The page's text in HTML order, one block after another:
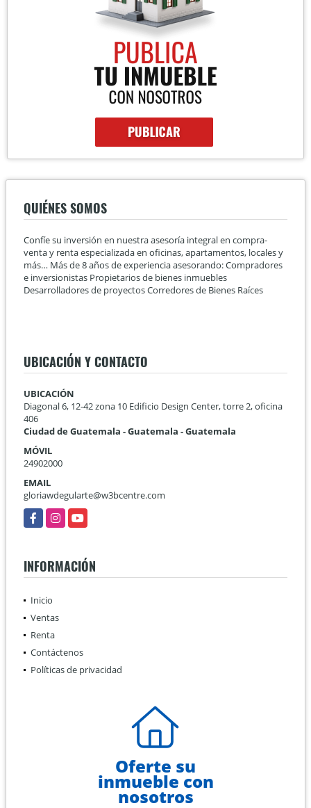
QUIÉNES SOMOS
Confíe su inversión en nuestra asesoría integral en compra-
venta y renta especializada en oficinas, apartamentos, locales y
más… Más de 8 años de experiencia asesorando: Compradores
e inversionistas Propietarios de bienes inmuebles
Desarrolladores de proyectos Corredores de Bienes Raíces
UBICACIÓN Y CONTACTO
UBICACIÓN
Diagonal 6, 12-42 zona 10 Edificio Design Center, torre 2, oficina
406
Ciudad de Guatemala - Guatemala - Guatemala
MÓVIL
24902000
EMAIL
gloriawdegularte@w3bcentre.com
FacebookInstagram
YouTube
INFORMACIÓN
Inicio
Ventas
Renta
Contáctenos
Políticas de privacidad
Oferte su
inmueble con
nosotros